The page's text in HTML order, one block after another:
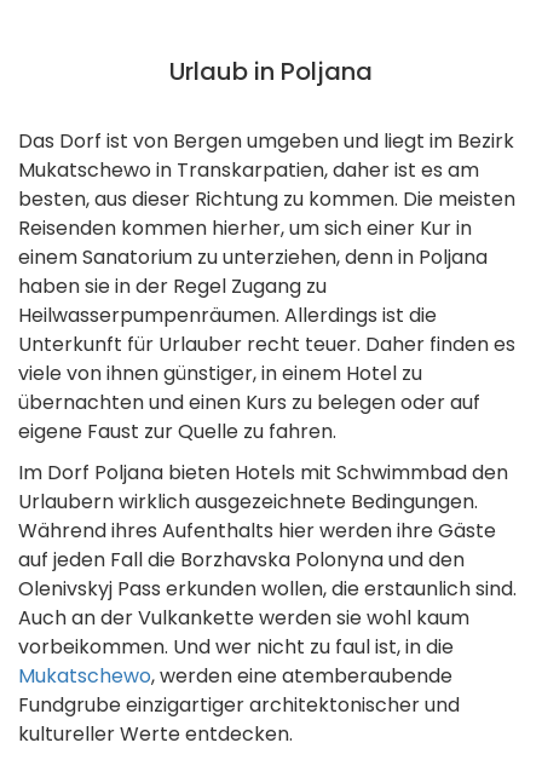
Urlaub in Poljana
Das Dorf ist von Bergen umgeben und liegt im Bezirk
Mukatschewo in Transkarpatien, daher ist es am
besten, aus dieser Richtung zu kommen. Die meisten
Reisenden kommen hierher, um sich einer Kur in
einem Sanatorium zu unterziehen, denn in Poljana
haben sie in der Regel Zugang zu
Heilwasserpumpenräumen. Allerdings ist die
Unterkunft für Urlauber recht teuer. Daher finden es
viele von ihnen günstiger, in einem Hotel zu
übernachten und einen Kurs zu belegen oder auf
eigene Faust zur Quelle zu fahren.
Im Dorf Poljana bieten Hotels mit Schwimmbad den
Urlaubern wirklich ausgezeichnete Bedingungen.
Während ihres Aufenthalts hier werden ihre Gäste
auf jeden Fall die Borzhavska Polonyna und den
Olenivskyj Pass erkunden wollen, die erstaunlich sind.
Auch an der Vulkankette werden sie wohl kaum
vorbeikommen. Und wer nicht zu faul ist, in die
Mukatschewo, werden eine atemberaubende
Fundgrube einzigartiger architektonischer und
kultureller Werte entdecken.